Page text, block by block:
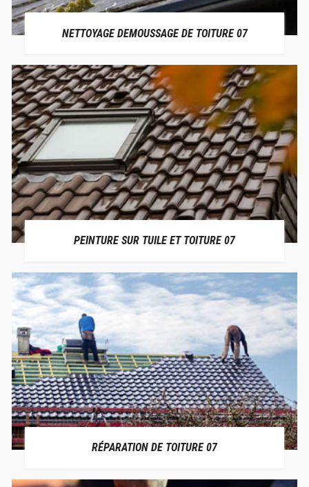
NETTOYAGE DEMOUSSAGE DE TOITURE 07
PEINTURE SUR TUILE ET TOITURE 07
RÉPARATION DE TOITURE 07